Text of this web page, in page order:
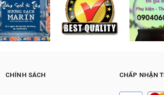
CHÍNH SÁCH CHẤP NHẬN